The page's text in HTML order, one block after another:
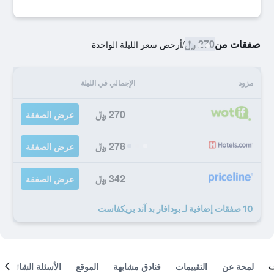
صفقات من270 ﷼ /أرخص سعر الليلة الواحدة
مزود الإجمالي في الليلة
270 ﷼ عرض الصفقة
278 ﷼ عرض الصفقة
342 ﷼ عرض الصفقة
10 صفقات إضافية لـ بودافار بد آند بريكفاست
لمحة عن التقييمات فنادق مشابهة الموقع الأسئلة الشائعة